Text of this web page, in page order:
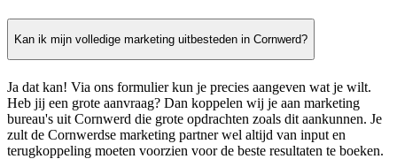
Kan ik mijn volledige marketing uitbesteden in Cornwerd?
Ja dat kan! Via ons formulier kun je precies aangeven wat je wilt.
Heb jij een grote aanvraag? Dan koppelen wij je aan marketing
bureau's uit Cornwerd die grote opdrachten zoals dit aankunnen. Je
zult de Cornwerdse marketing partner wel altijd van input en
terugkoppeling moeten voorzien voor de beste resultaten te boeken.